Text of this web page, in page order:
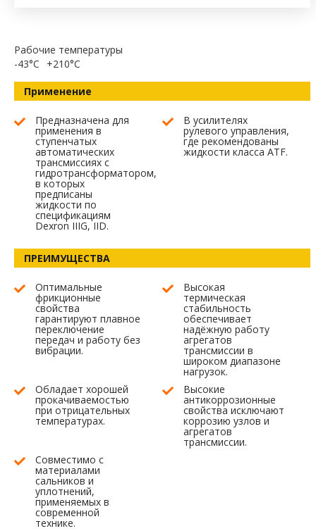
Рабочие температуры
-43°C
+210°C
Применение
Предназначена для
применения в
ступенчатых
автоматических
трансмиссиях с
гидротрансформатором,
в которых
предписаны
жидкости по
спецификациям
Dexron IIIG, IID.
В усилителях
рулевого управления,
где рекомендованы
жидкости класса ATF.
ПРЕИМУЩЕСТВА
Оптимальные
фрикционные
свойства
гарантируют плавное
переключение
передач и работу без
вибрации.
Высокая
термическая
стабильность
обеспечивает
надёжную работу
агрегатов
трансмиссии в
широком диапазоне
нагрузок.
Обладает хорошей
прокачиваемостью
при отрицательных
температурах.
Высокие
антикоррозионные
свойства исключают
коррозию узлов и
агрегатов
трансмиссии.
Совместимо с
материалами
сальников и
уплотнений,
применяемых в
современной
технике.